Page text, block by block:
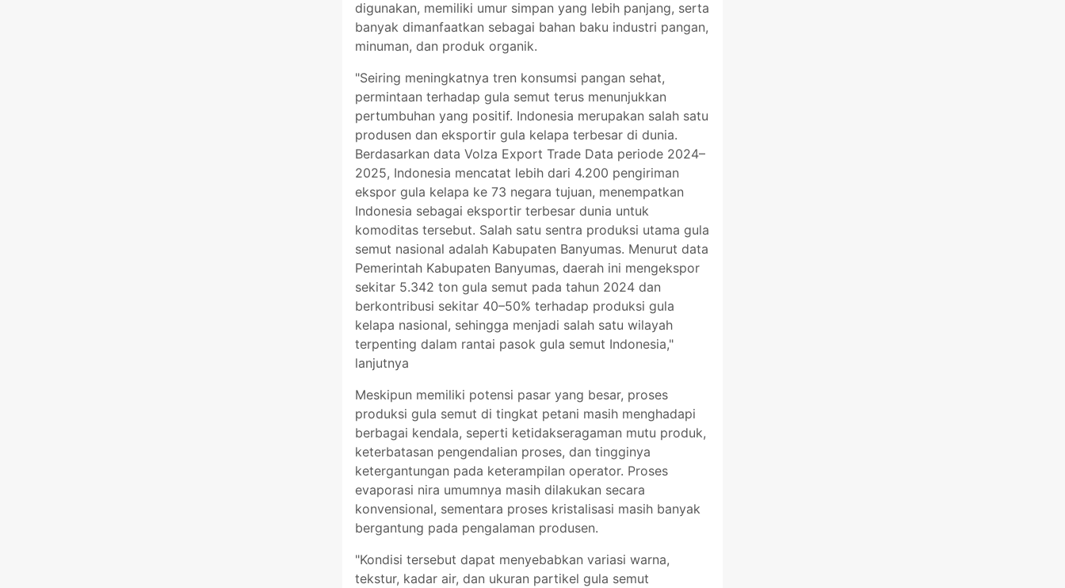
digunakan, memiliki umur simpan yang lebih panjang, serta
banyak dimanfaatkan sebagai bahan baku industri pangan,
minuman, dan produk organik.
"Seiring meningkatnya tren konsumsi pangan sehat,
permintaan terhadap gula semut terus menunjukkan
pertumbuhan yang positif. Indonesia merupakan salah satu
produsen dan eksportir gula kelapa terbesar di dunia.
Berdasarkan data Volza Export Trade Data periode 2024–
2025, Indonesia mencatat lebih dari 4.200 pengiriman
ekspor gula kelapa ke 73 negara tujuan, menempatkan
Indonesia sebagai eksportir terbesar dunia untuk
komoditas tersebut. Salah satu sentra produksi utama gula
semut nasional adalah Kabupaten Banyumas. Menurut data
Pemerintah Kabupaten Banyumas, daerah ini mengekspor
sekitar 5.342 ton gula semut pada tahun 2024 dan
berkontribusi sekitar 40–50% terhadap produksi gula
kelapa nasional, sehingga menjadi salah satu wilayah
terpenting dalam rantai pasok gula semut Indonesia,"
lanjutnya
Meskipun memiliki potensi pasar yang besar, proses
produksi gula semut di tingkat petani masih menghadapi
berbagai kendala, seperti ketidakseragaman mutu produk,
keterbatasan pengendalian proses, dan tingginya
ketergantungan pada keterampilan operator. Proses
evaporasi nira umumnya masih dilakukan secara
konvensional, sementara proses kristalisasi masih banyak
bergantung pada pengalaman produsen.
"Kondisi tersebut dapat menyebabkan variasi warna,
tekstur, kadar air, dan ukuran partikel gula semut